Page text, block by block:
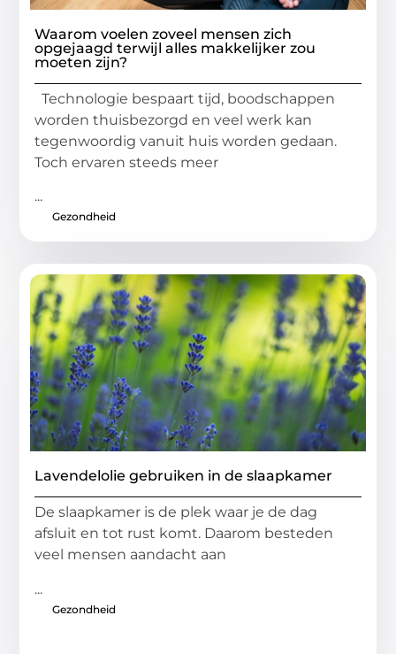
Waarom voelen zoveel mensen zich
opgejaagd terwijl alles makkelijker zou
moeten zijn?
Technologie bespaart tijd, boodschappen
worden thuisbezorgd en veel werk kan
tegenwoordig vanuit huis worden gedaan.
Toch ervaren steeds meer
...
Gezondheid
Lavendelolie gebruiken in de slaapkamer
De slaapkamer is de plek waar je de dag
afsluit en tot rust komt. Daarom besteden
veel mensen aandacht aan
...
Gezondheid